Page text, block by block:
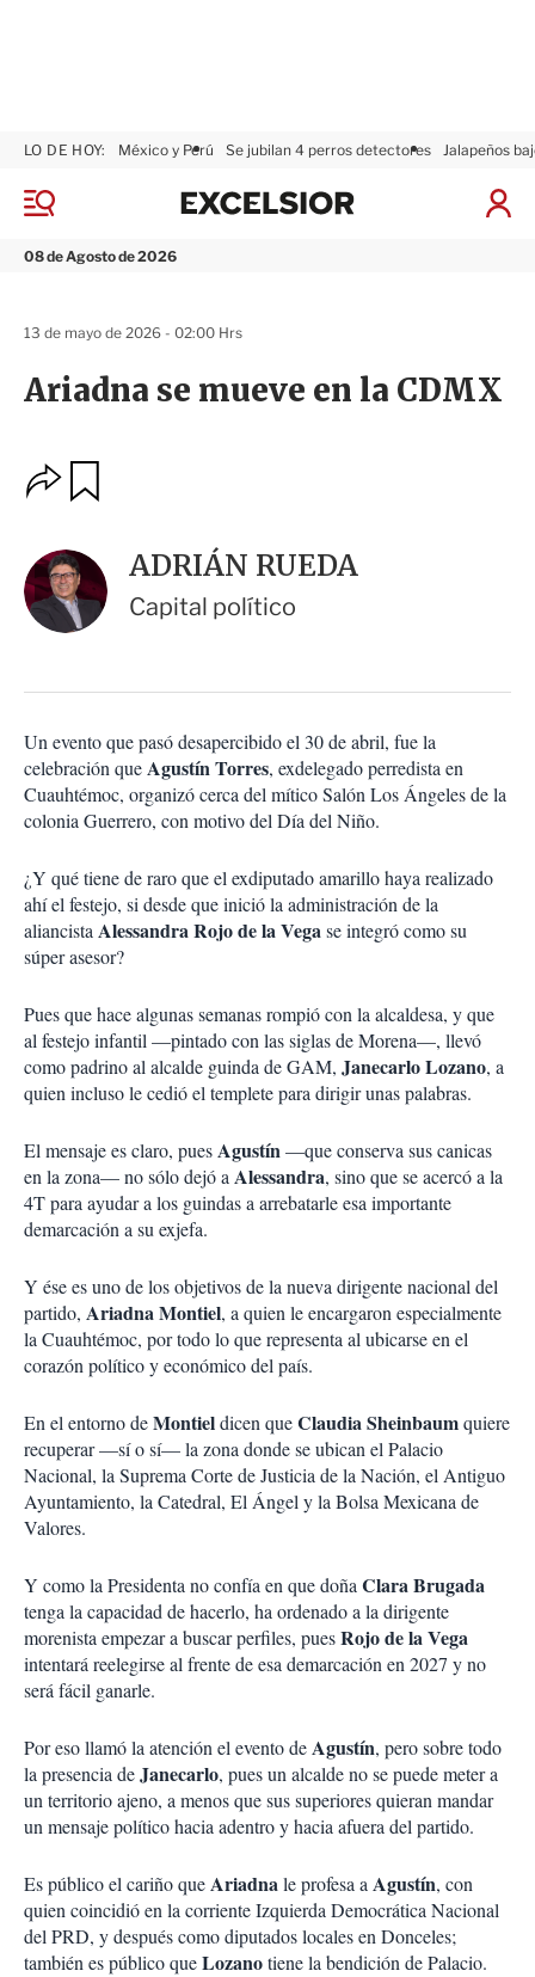
M
n
08 de Agosto de 2026
LO DE HOY: México y Perú Se jubilan 4 perros detectores Jalapeños
I
e
x
Ariadna se mueve en la CDMX
13 de mayo de 2026 - 02:00 Hrs
O
p
o
n
e
s
c
m
p
a
r
t
r
a
r
ADRIÁN RUEDA
Capital político
Un evento que pasó desapercibido el 30 de abril, fue la
celebración queAgustín Torres, exdelegado perredista en
Cuauhtémoc, organizó cerca del mítico Salón Los Ángeles de la
colonia Guerrero, con motivo del Día del Niño.
¿Y qué tiene de raro que el exdiputado amarillo haya realizado
ahí el festejo, si desde que inició la administración de la
aliancista Alessandra Rojo de la Vegase integró como su
súper asesor?
Pues que hace algunas semanas rompió con la alcaldesa, y que
al festejo infantil —pintado con las siglas de Morena—, llevó
como padrino al alcalde guinda de GAM, Janecarlo Lozano, a
quien incluso le cedió el templete para dirigir unas palabras.
El mensaje es claro, puesAgustín—que conserva sus canicas
en la zona— no sólo dejó a Alessandra, sino que se acercó a la
4T para ayudar a los guindas a arrebatarle esa importante
demarcación a su exjefa.
Y ése es uno de los objetivos de la nueva dirigente nacional del
partido, Ariadna Montiel, a quien le encargaron especialmente
la Cuauhtémoc, por todo lo que representa al ubicarse en el
corazón político y económico del país.
En el entorno deMontieldicen queClaudia Sheinbaumquiere
recuperar —sí o sí— la zona donde se ubican el Palacio
Nacional, la Suprema Corte de Justicia de la Nación, el Antiguo
Ayuntamiento, la Catedral, El Ángel y la Bolsa Mexicana de
Valores.
Y como la Presidenta no confía en que doña Clara Brugada
tenga la capacidad de hacerlo, ha ordenado a la dirigente
morenista empezar a buscar perfiles, puesRojo de la Vega
intentará reelegirse al frente de esa demarcación en 2027 y no
será fácil ganarle.
Por eso llamó la atención el evento deAgustín, pero sobre todo
la presencia deJanecarlo, pues un alcalde no se puede meter a
un territorio ajeno, a menos que sus superiores quieran mandar
un mensaje político hacia adentro y hacia afuera del partido.
Es público el cariño queAriadnale profesa a Agustín, con
quien coincidió en la corriente Izquierda Democrática Nacional
del PRD, y después como diputados locales en Donceles;
también es público queLozanotiene la bendición de Palacio.